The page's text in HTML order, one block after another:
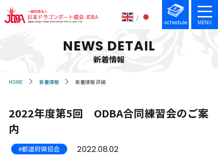
schedule MENU
NEWS DETAIL
新着情報
HOME 新着情報 新着情報 詳細
2022年度第5回 ODBA合同練習会のご案
内
#都道府県協会 2022.08.02